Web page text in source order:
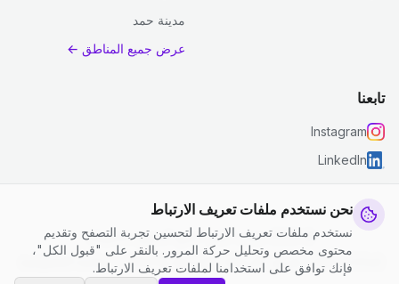
نحن نستخدم ملفات تعريف الارتباط
نستخدم ملفات تعريف الارتباط لتحسين تجربة التصفح وتقديم
محتوى مخصص وتحليل حركة المرور. بالنقر على "قبول الكل"،
فإنك توافق على استخدامنا لملفات تعريف الارتباط.
مدينة حمد
عرض جميع المناطق ←
تابعنا
Instagram
LinkedIn
© 2026 جست كلين. جميع الحقوق محفوظة.
سياسة الخصوصية
الشروط والأحكام | إعدادات ملفات تعريف الارتباط